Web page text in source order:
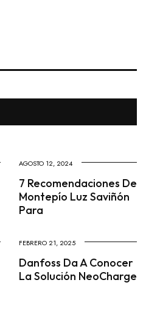
AGOSTO 12, 2024
7 Recomendaciones De
Montepío Luz Saviñón
Para
FEBRERO 21, 2025
Danfoss Da A Conocer
La Solución NeoCharge